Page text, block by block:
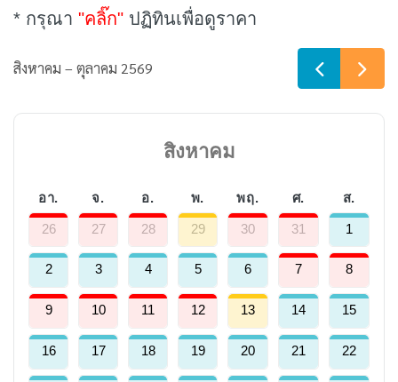
* กรุณา "คลิ๊ก" ปฏิทินเพื่อดูราคา
สิงหาคม – ตุลาคม 2569
สิงหาคม
อา. จ. อ. พ. พฤ. ศ. ส.
26 27 28 29 30 31 1
2 3 4 5 6 7 8
9 10 11 12 13 14 15
16 17 18 19 20 21 22